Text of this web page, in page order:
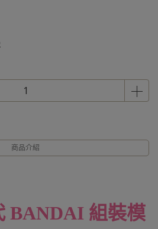
商品介紹
BANDAI 組裝模